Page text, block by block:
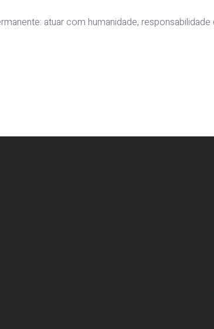
atuar com humanidade,